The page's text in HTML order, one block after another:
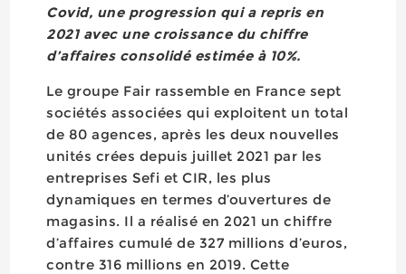
Covid, une progression qui a repris en
2021 avec une croissance du chiffre
d’affaires consolidé estimée à 10%.
Le groupe Fair rassemble en France sept
sociétés associées qui exploitent un total
de 80 agences, après les deux nouvelles
unités crées depuis juillet 2021 par les
entreprises Sefi et CIR, les plus
dynamiques en termes d’ouvertures de
magasins. Il a réalisé en 2021 un chiffre
d’affaires cumulé de 327 millions d’euros,
contre 316 millions en 2019. Cette